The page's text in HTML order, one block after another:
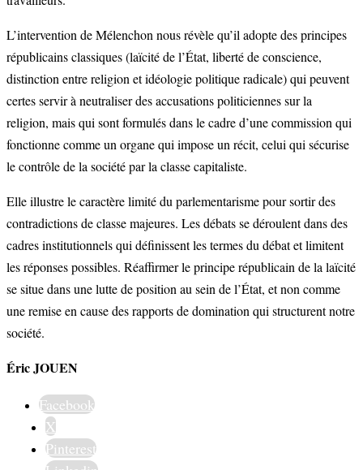
L’intervention de Mélenchon nous révèle qu’il adopte des principes
républicains classiques (laïcité de l’État, liberté de conscience,
distinction entre religion et idéologie politique radicale) qui peuvent
certes servir à neutraliser des accusations politiciennes sur la
religion, mais qui sont formulés dans le cadre d’une commission qui
fonctionne comme un organe qui impose un récit, celui qui sécurise
le contrôle de la société par la classe capitaliste.
Elle illustre le caractère limité du parlementarisme pour sortir des
contradictions de classe majeures. Les débats se déroulent dans des
cadres institutionnels qui définissent les termes du débat et limitent
les réponses possibles. Réaffirmer le principe républicain de la laïcité
se situe dans une lutte de position au sein de l’État, et non comme
une remise en cause des rapports de domination qui structurent notre
société.
Éric JOUEN
Facebook
X
Pinterest